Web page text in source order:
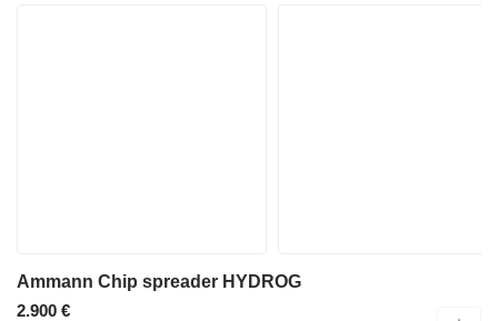
Ammann Chip spreader HYDROG
2.900 €